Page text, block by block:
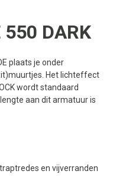
DARK
plaats je onder
Het lichteffect
wordt standaard
aan dit armatuur is
en vijverranden